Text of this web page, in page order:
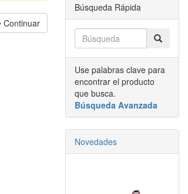
Continuar
Búsqueda Rápida
Use palabras clave para
encontrar el producto
que busca.
Búsqueda Avanzada
Novedades